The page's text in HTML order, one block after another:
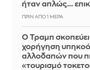
ήταν απλώς...
ΠΡΙΝ ΑΠΌ 1 ΜΈΡΑ
Ο Τραμπ
χορήγηση
αλλοδαπών που
«τουρισμό